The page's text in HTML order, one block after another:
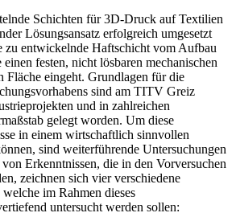
Schichten für 3D-Druck auf Textilien
Lösungsansatz erfolgreich umgesetzt
entwickelnde Haftschicht vom Aufbau
einen festen, nicht lösbaren mechanischen
Fläche eingeht. Grundlagen für die
sind am TITV Greiz
und in zahlreichen
gelegt worden. Um diese
in einem wirtschaftlich sinnvollen
sind weiterführende Untersuchungen
Erkenntnissen, die in den Vorversuchen
zeichnen sich vier verschiedene
im Rahmen dieses
untersucht werden sollen: